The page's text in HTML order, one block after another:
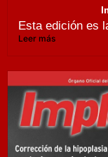
Esta edición es
Leer más